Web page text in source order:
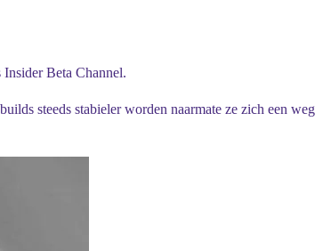
Beta Channel.
steeds stabieler worden naarmate ze zich een weg